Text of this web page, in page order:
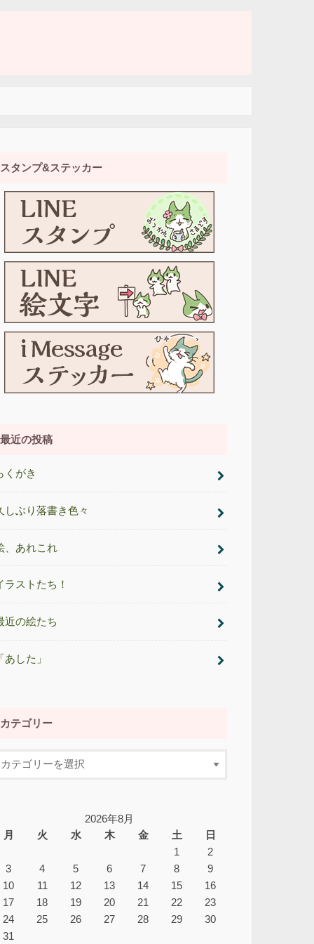
スタンプ&ステッカー
最近の投稿
くがき
しぶり落書き色々
、あれこれ
ラストたち！
近の絵たち
あした」
カテゴリー
2026年8月
月
火 水 木 金 土
日
1
2
3
4 5 6 7 8
9
10
11 12 13 14 15
16
17
18 19 20 21 22
23
24
25 26 27 28 29
30
31